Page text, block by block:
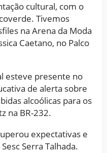
cultural, com o
Tivemos
na Arena da Moda
Caetano, no Palco
esteve presente no
de alerta sobre
alcoólicas para os
na BR-232.
expectativas e
Serra Talhada.